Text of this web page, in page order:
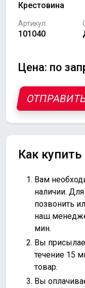
Крестовина
Артикул:
101040
Цена: по
Как купить
Вам
наличии.
позвонить
наш
мин.
Вы
течение 15
товар.
Вы